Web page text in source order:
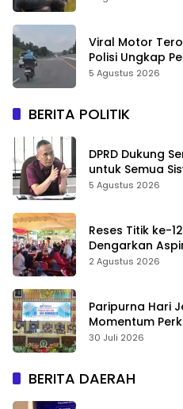
Viral Motor
Polisi Ungkap
Usai Kecelakaan
5 Agustus 2026
BERITA POLITIK
DPRD Dukung
untuk Semua
Sekolah Jangan
5 Agustus 2026
Reses Titik ke-
Dengarkan
2 Agustus 2026
Paripurna Hari
Momentum
Negeri
30 Juli 2026
BERITA DAERAH